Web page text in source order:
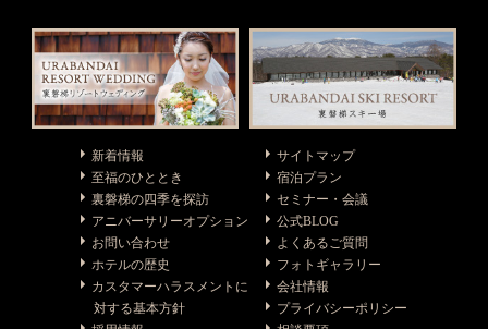
新着情報
至福のひととき
裏磐梯の四季を探訪
アニバーサリーオプション
お問い合わせ
ホテルの歴史
カスタマーハラスメントに
対する基本方針
サイトマップ
宿泊プラン
セミナー・会議
公式BLOG
よくあるご質問
フォトギャラリー
会社情報
プライバシーポリシー